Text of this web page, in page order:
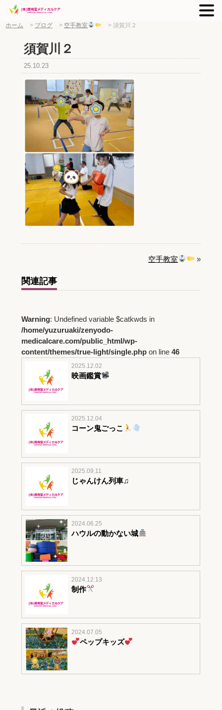
ホーム > ブログ > 空手教室 > 須賀川２
須賀川２
25.10.23
空手教室 »
関連記事
Warning: Undefined variable $catkwds in
/home/yuzuruaki/zenyodo-
medicalcare.com/public_html/wp-
content/themes/true-light/single.phpon line 46
2025.12.02
映画鑑賞
2025.12.04
コーン鬼ごっこ
2025.09.11
じゃんけん列車♫
2024.06.25
ハウルの動かない城
2024.12.13
制作
2024.07.05
ペップキッズ